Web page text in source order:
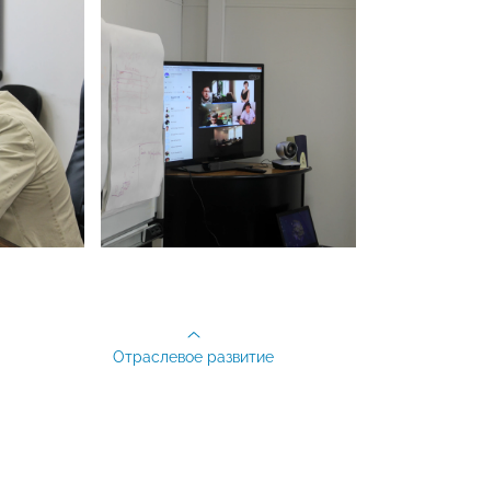
Отраслевое развитие